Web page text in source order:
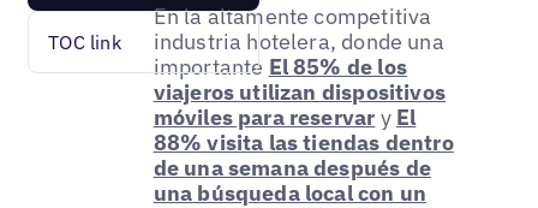
TOC link
En la altamente competitiva
industria hotelera, donde una
importante El 85% de los
viajeros utilizan dispositivos
móviles para reservar y El
88% visita las tiendas dentro
de una semana después de
una búsqueda local con un